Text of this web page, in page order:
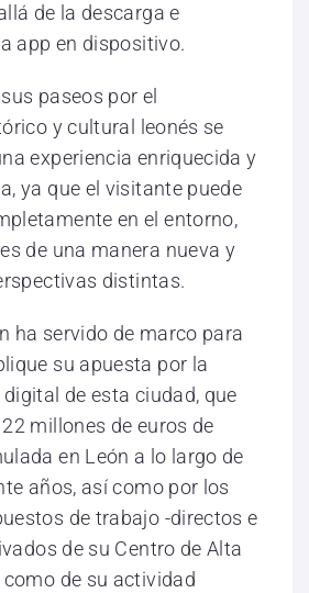
de la descarga e
app en dispositivo.
paseos por el
y cultural leonés se
experiencia enriquecida y
ya que el visitante puede
en el entorno,
de una manera nueva y
distintas.
ha servido de marco para
su apuesta por la
de esta ciudad, que
millones de euros de
en León a lo largo de
años, así como por los
de trabajo -directos e
de su Centro de Alta
de su actividad